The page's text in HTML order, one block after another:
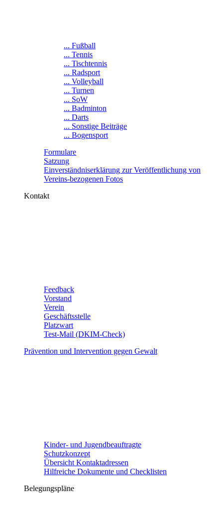
... Fußball
... Tennis
... Tischtennis
... Radsport
... Volleyball
... Turnen
... SoW
... Badminton
... Darts
... Sonstige Beiträge
... Bogensport
Formulare
Satzung
Einverständniserklärung zur Veröffentlichung von
Vereins-bezogenen Fotos
Kontakt
Feedback
Vorstand
Verein
Geschäftsstelle
Platzwart
Test-Mail (DKIM-Check)
Prävention und Intervention gegen Gewalt
Kinder- und Jugendbeauftragte
Schutzkonzept
Übersicht Kontaktadressen
Hilfreiche Dokumente und Checklisten
Belegungspläne